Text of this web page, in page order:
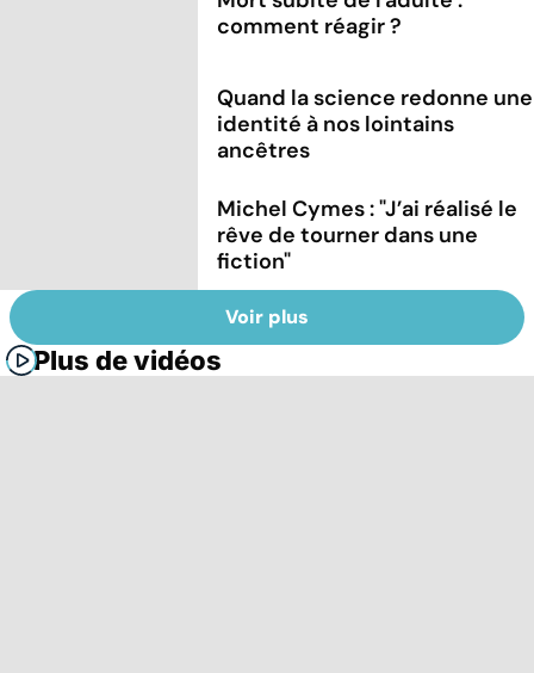
comment réagir ?
Quand la science redonne une
identité à nos lointains
ancêtres
Michel Cymes : "J’ai réalisé le
rêve de tourner dans une
fiction"
Voir plus
Plus de vidéos